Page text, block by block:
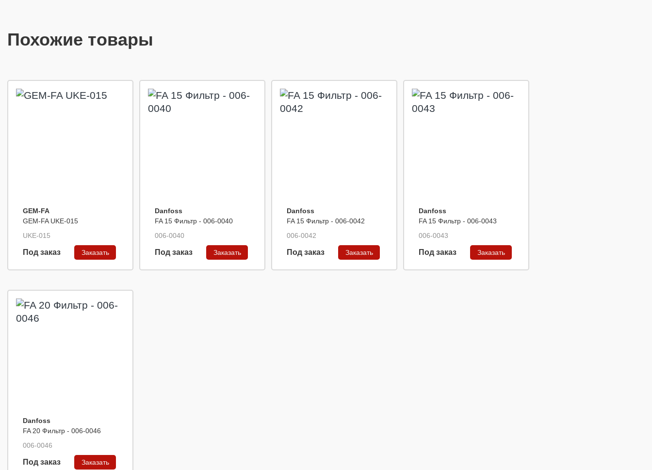
Похожие товары
GEM-FA
GEM-FA UKE-015
UKE-015
Под заказ Заказать
Danfoss
FA 15 Фильтр - 006-0040
006-0040
Под заказ Заказать
Danfoss
FA 15 Фильтр - 006-0042
006-0042
Под заказ Заказать
Danfoss
FA 15 Фильтр - 006-0043
006-0043
Под заказ Заказать
Danfoss
FA 20 Фильтр - 006-0046
006-0046
Под заказ Заказать